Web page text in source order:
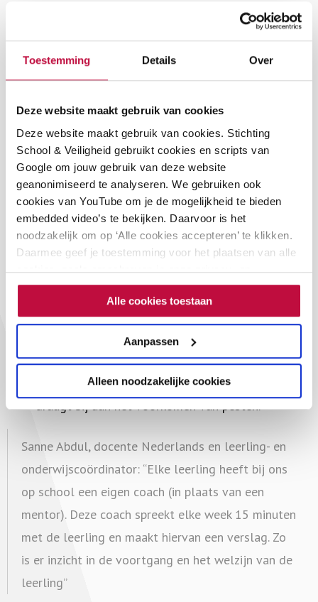
Toestemming Details Over
Deze website maakt gebruik van cookies
Deze website maakt gebruik van cookies. Stichting
School & Veiligheid gebruikt cookies en scripts van
Google om jouw gebruik van deze website
geanonimiseerd te analyseren. We gebruiken ook
cookies van YouTube om je de mogelijkheid te bieden
embedded video’s te bekijken. Daarvoor is het
noodzakelijk om op ‘Alle cookies accepteren’ te klikken.
Daarmee geef je toestemming voor het plaatsen van alle
cookies, zoals omschreven in onze privacy- en
cookieverklaring. Als je niet alle cookies accepteert, dan
kun je geen video's bekijken.Alle cookies toestaan
Aanpassen
Alleen noodzakelijke cookies
De vijf tips om pesten te voorkomen
Werk nauw samen met je collega’s
; pesten
Investeer in een goede relatie met je
leerlingen; een goede band heeft een positief
effect op de individuele leerling én de hele klas.
Stel positieve groepsnormen op, leef ze voor en
bewaak ze gezamenlijk; positieve groepsnormen
dragen bij aan een veilig en open groepsklimaat.
Steek tijd en energie in het bevorderen van
positieve sociale relaties tussen leerlingen;
van de groep en zorgen voor meer sociale steun
Werk aan goed contact met ouders/verzorgers;
een goede samenwerking tussen school en ouders
draagt bij aan het voorkomen van pesten.
Sanne Abdul, docente Nederlands en leerling- en
onderwijscoördinator: “Elke leerling heeft bij ons
op school een eigen coach (in plaats van een
mentor). Deze coach spreekt elke week 15 minuten
met de leerling en maakt hiervan een verslag. Zo
is er inzicht in de voortgang en het welzijn van de
leerling”